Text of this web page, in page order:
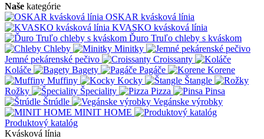
Naše kategórie
OSKAR kvásková línia
KVASKO kvásková línia
Ďuro Truľo chleby s kváskom
Chleby
Minitky
Jemné pekárenské pečivo
Croissanty
Koláče
Bagety Pagáče
Korene
Muffiny
Kocky
Štangle
Rožky
Špeciality Pizza
Pinsa
Štrúdle
Vegánske výrobky
MINIT HOME
Produktový katalóg
Kvásková línia